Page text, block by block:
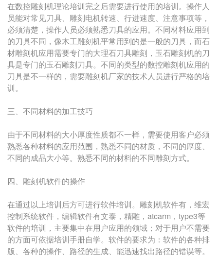
在数控雕刻机理论培训完之后需要进行使用的培训。操作人
员能对常见刀具、雕刻电机转速、行进速度、注意事项等，
必须清楚，操作人员必须熟悉刀具的应用。不同材料应用到
的刀具不同，像木工雕刻机平常用到的是一般的刀具，而石
材雕刻机应用需要专门的大理石刀具雕刻，玉石雕刻机的刀
具是专门的玉石雕刻刀具。不同的类型的数控雕刻机应用的
刀具是不一样的，需要雕刻机厂家的技术人员进行严格的培
训。
三、不同材料的加工技巧
由于不同材料的大小厚度性质都不一样，需要使用客户必须
熟悉各种材料的应用范围，熟悉不同的材质，不同的厚度、
不同的成品大小等。熟悉不同的材料的不同雕刻方式。
四、雕刻机软件的操作
在通过以上培训后方可进行软件培训。雕刻机软件有，维宏
控制系统软件，编辑软件有文泰，精雕，atcarm，type3等
软件的培训，主要集中在用户应用的领域；对于用户不需要
的方面可依据培训手册自学。软件的要求为：软件的各种排
版、各种的操作、路径的生成、能迅速找出路径的错误等。